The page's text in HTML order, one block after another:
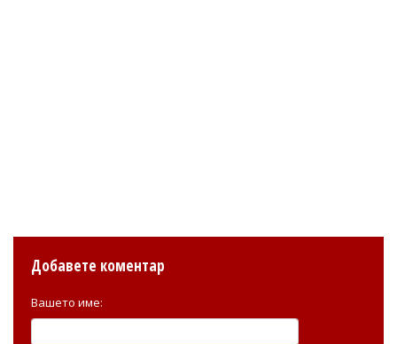
Добавете коментар
Вашето име: